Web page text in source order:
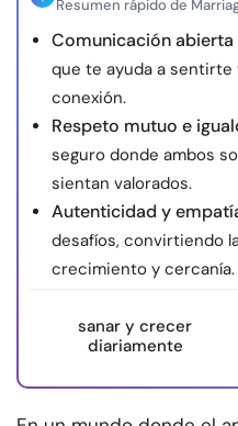
Resumen rápido de
Comunicación abierta
que te ayuda a
conexión.
Respeto mutuo e
seguro donde ambos
sientan valorados.
Autenticidad y
desafíos, convirtiendo
crecimiento y cercanía.
sanar y crecer
diariamente